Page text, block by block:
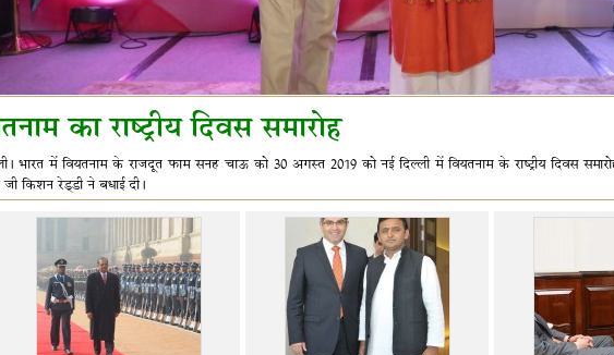
का राष्ट्रीय दिवस समारोह
भारत में वियतनाम के राजदूत फाम सनह चाऊ को 30 अगस्त 2019 को नई दिल्ली में वियतनाम के राष्ट्रीय दिवस
जी किशन रेड्डी ने बधाई दी।